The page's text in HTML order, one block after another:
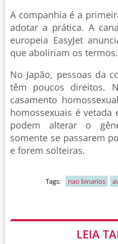
A companhia é a
adotar a prática. A
europeia EasyJet
que aboliriam os termos.
No Japão, pessoas da
têm poucos direitos.
casamento
homossexuais é vetada
podem alterar o
somente se passarem
e forem solteiras.
Tags: nao binarios
LEIA